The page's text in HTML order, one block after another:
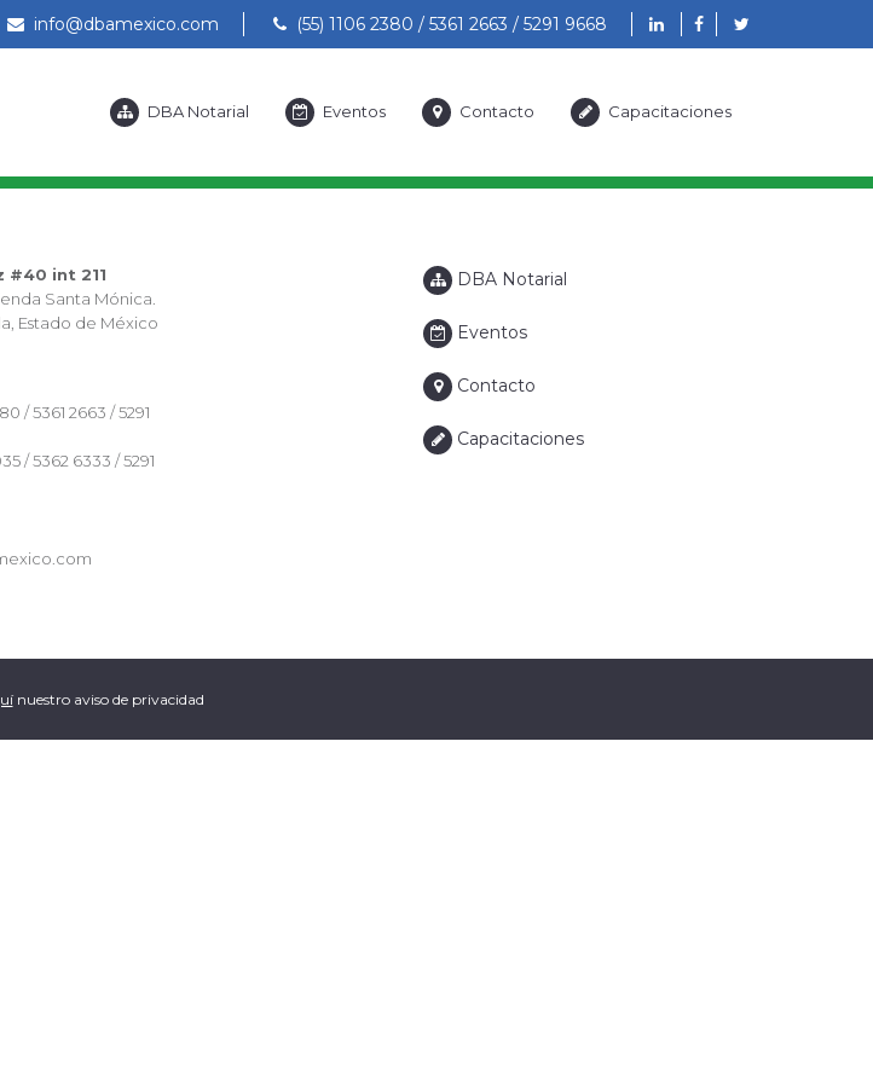
info@dbamexico.com (55) 1106 2380 / 5361 2663 / 5291 9668
DBA Notarial Eventos Contacto Capacitaciones
#40 int 211
Santa Mónica.
Estado de México
/ 5361 2663 / 5291
/ 5362 6333 / 5291
DBA Notarial
Eventos
Contacto
Capacitaciones
nuestro aviso de privacidad